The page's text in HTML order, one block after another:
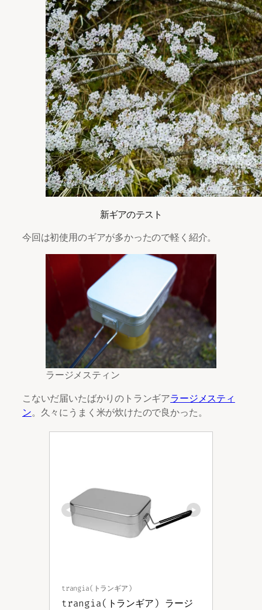
新ギアのテスト
今回は初使用のギアが多かったので軽く紹介。
ラージメスティン
こないだ届いたばかりのトランギアラージメスティ
ン。久々にうまく米が炊けたので良かった。
trangia(トランギア)
trangia(トランギア) ラージ